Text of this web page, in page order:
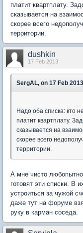
платит квартплату.
сказывается на
скорее всего
территории.
dushkin
17 Feb 2013
SergAL, on 17 Feb
Надо оба списка: кто
платит квартплату.
сказывается на
скорее всего
территории.
А мне чисто
готовят эти списки. В
устроиться за чужой
даже тут на форуме
руку в карман соседа.